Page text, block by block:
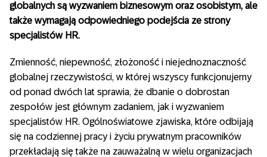
globalnych są wyzwaniem biznesowym oraz osobistym, ale
także wymagają odpowiedniego podejścia ze strony
specjalistów HR.
Zmienność, niepewność, złożoność i niejednoznaczność
globalnej rzeczywistości, w której wszyscy funkcjonujemy
od ponad dwóch lat sprawia, że dbanie o dobrostan
zespołów jest głównym zadaniem, jak i wyzwaniem
specjalistów HR. Ogólnoświatowe zjawiska, które odbijają
się na codziennej pracy i życiu prywatnym pracowników
przekładają się także na zauważalną w wielu organizacjach